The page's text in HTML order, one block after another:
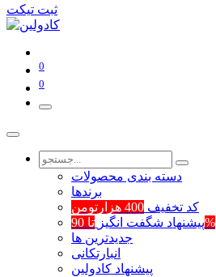
ثبت تیکت
0
0
دسته بندی محصولات
برند‌ها
کد تخفیف 400 هزارتومن
پیشنهاد شگفت انگیزتا 90%
جدیدترین ها
انبارتکانی
پیشنهاد کادولین